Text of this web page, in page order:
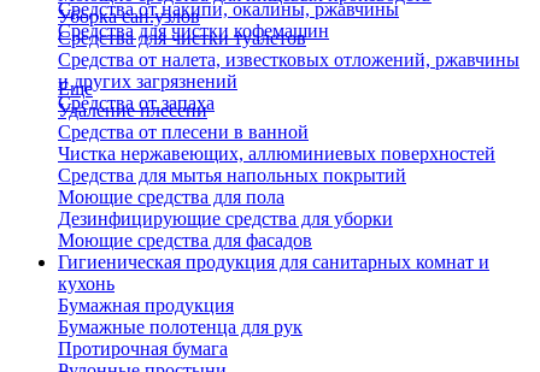
Средства от накипи, окалины, ржавчины
Средства для чистки кофемашин
Уборка сан.узлов
Средства для чистки туалетов
Средства от налета, известковых отложений, ржавчины
и других загрязнений
Средства от запаха
Еще
Удаление плесени
Средства от плесени в ванной
Чистка нержавеющих, аллюминиевых поверхностей
Средства для мытья напольных покрытий
Моющие средства для пола
Дезинфицирующие средства для уборки
Моющие средства для фасадов
Гигиеническая продукция для санитарных комнат и
кухонь
Бумажная продукция
Бумажные полотенца для рук
Протирочная бумага